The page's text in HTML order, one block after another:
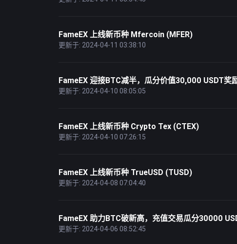
FameEX 上线新币种 Mfercoin (MFER)
更新于: 2024-04-11 03:38:10
FameEX 迎接BTC减半，瓜分价值30,000 USDT奖
更新于: 2024-04-10 08:05:05
FameEX 上线新币种 Crypto Tex (CTEX)
更新于: 2024-04-10 07:26:15
FameEX 上线新币种 TrueUSD (TUSD)
更新于: 2024-04-08 07:04:40
FameEX 助力BTC破新高，充值交易瓜分30000
更新于: 2024-04-06 08:52:45